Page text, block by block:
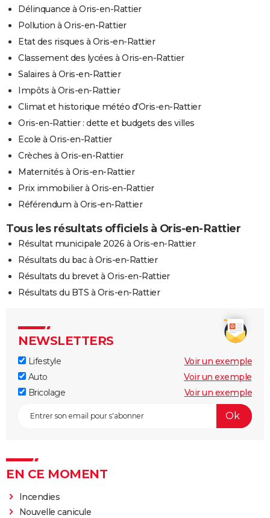
Délinquance à Oris-en-Rattier
Pollution à Oris-en-Rattier
Etat des risques à Oris-en-Rattier
Classement des lycées à Oris-en-Rattier
Salaires à Oris-en-Rattier
Impôts à Oris-en-Rattier
Climat et historique météo d'Oris-en-Rattier
Oris-en-Rattier : dette et budgets des villes
Ecole à Oris-en-Rattier
Crèches à Oris-en-Rattier
Maternités à Oris-en-Rattier
Prix immobilier à Oris-en-Rattier
Référendum à Oris-en-Rattier
Tous les résultats officiels à Oris-en-Rattier
Résultat municipale 2026 à Oris-en-Rattier
Résultats du bac à Oris-en-Rattier
Résultats du brevet à Oris-en-Rattier
Résultats du BTS à Oris-en-Rattier
NEWSLETTERS
Lifestyle
Voir un exemple
Auto
Voir un exemple
Bricolage
Voir un exemple
EN CE MOMENT
Incendies
Nouvelle canicule